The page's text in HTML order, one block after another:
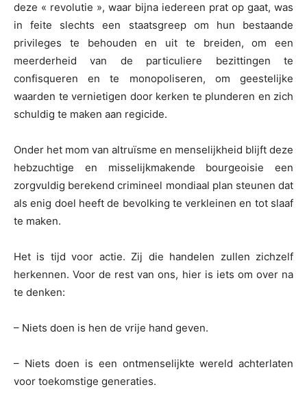
deze « revolutie », waar bijna iedereen prat op gaat, was
in feite slechts een staatsgreep om hun bestaande
privileges te behouden en uit te breiden, om een
meerderheid van de particuliere bezittingen te
confisqueren en te monopoliseren, om geestelijke
waarden te vernietigen door kerken te plunderen en zich
schuldig te maken aan regicide.
Onder het mom van altruïsme en menselijkheid blijft deze
hebzuchtige en misselijkmakende bourgeoisie een
zorgvuldig berekend crimineel mondiaal plan steunen dat
als enig doel heeft de bevolking te verkleinen en tot slaaf
te maken.
Het is tijd voor actie. Zij die handelen zullen zichzelf
herkennen. Voor de rest van ons, hier is iets om over na
te denken:
– Niets doen is hen de vrije hand geven.
– Niets doen is een ontmenselijkte wereld achterlaten
voor toekomstige generaties.